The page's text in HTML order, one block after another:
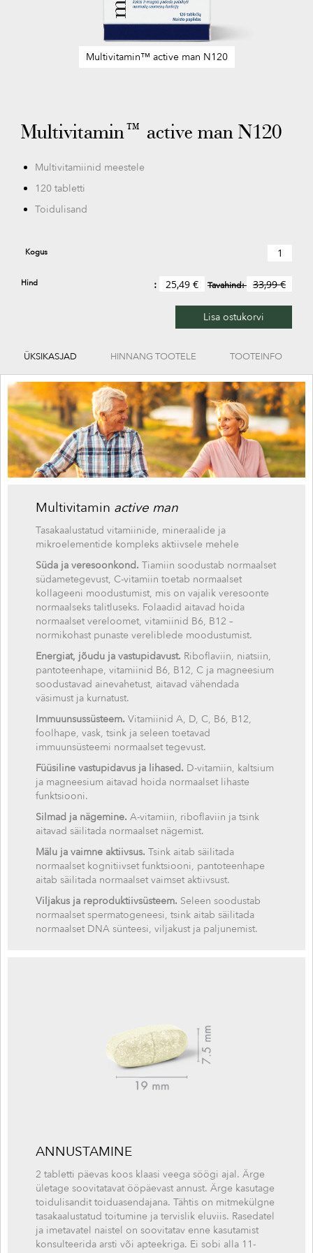
Multivitamin™ active man N120
of
gallery
Multivitamin™ active man N120
Multivitamiinid meestele
120 tabletti
Toidulisand
Kogus
Hind 25,49 € Tavahind: 33,99 €
Lisa ostukorvi
ÜKSIKASJAD HINNANG TOOTELE TOOTEINFO
Multivitamin active man
Tasakaalustatud vitamiinide, mineraalide ja
mikroelementide kompleks aktiivsele mehele
Süda ja veresoonkond. Tiamiin soodustab normaalset
südametegevust, C-vitamiin toetab normaalset
kollageeni moodustumist, mis on vajalik veresoonte
normaalseks talitluseks. Folaadid aitavad hoida
normaalset vereloomet, vitamiinid B6, B12 –
normikohast punaste vereliblede moodustumist.
Energiat, jõudu ja vastupidavust. Riboflaviin, niatsiin,
pantoteenhape, vitamiinid B6, B12, C ja magneesium
soodustavad ainevahetust, aitavad vähendada
väsimust ja kurnatust.
Immuunsussüsteem. Vitamiinid A, D, C, B6, B12,
foolhape, vask, tsink ja seleen toetavad
immuunsüsteemi normaalset tegevust.
Füüsiline vastupidavus ja lihased. D-vitamiin, kaltsium
ja magneesium aitavad hoida normaalset lihaste
funktsiooni.
Silmad ja nägemine. A-vitamiin, riboflaviin ja tsink
aitavad säilitada normaalset nägemist.
Mälu ja vaimne aktiivsus. Tsink aitab säilitada
normaalset kognitiivset funktsiooni, pantoteenhape
aitab säilitada normaalset vaimset aktiivsust.
Viljakus ja reproduktiivsüsteem. Seleen soodustab
normaalset spermatogeneesi, tsink aitab säilitada
normaalset DNA sünteesi, viljakust ja paljunemist.
ANNUSTAMINE
2 tabletti päevas koos klaasi veega söögi ajal. Ärge
ületage soovitatavat ööpäevast annust. Ärge kasutage
toidulisandit toiduasendajana. Tähtis on mitmekülgne
tasakaalustatud toitumine ja tervislik eluviis. Rasedatel
ja imetavatel naistel on soovitatav enne kasutamist
konsulteerida arsti või apteekriga. Ei sobi alla 11-